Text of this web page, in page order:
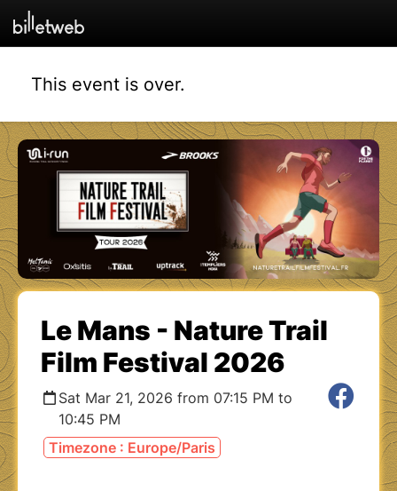
This event is over.
Le Mans - Nature Trail
Film Festival 2026
Sat Mar 21, 2026 from 07:15 PM to
10:45 PM
Timezone : Europe/Paris